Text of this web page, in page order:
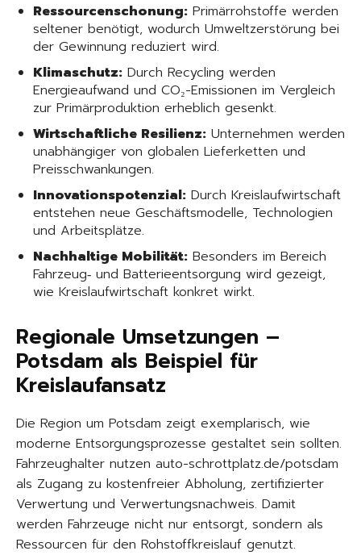
Ressourcenschonung: Primärrohstoffe werden
seltener benötigt, wodurch Umweltzerstörung bei
der Gewinnung reduziert wird.
Klimaschutz: Durch Recycling werden
Energieaufwand und CO₂-Emissionen im Vergleich
zur Primärproduktion erheblich gesenkt.
Wirtschaftliche Resilienz: Unternehmen werden
unabhängiger von globalen Lieferketten und
Preisschwankungen.
Innovationspotenzial: Durch Kreislaufwirtschaft
entstehen neue Geschäftsmodelle, Technologien
und Arbeitsplätze.
Nachhaltige Mobilität: Besonders im Bereich
Fahrzeug‐ und Batterieentsorgung wird gezeigt,
wie Kreislaufwirtschaft konkret wirkt.
Regionale Umsetzungen –
Potsdam als Beispiel für
Kreislaufansatz
Die Region um Potsdam zeigt exemplarisch, wie
moderne Entsorgungsprozesse gestaltet sein sollten.
Fahrzeughalter nutzen auto-schrottplatz.de/potsdam
als Zugang zu kostenfreier Abholung, zertifizierter
Verwertung und Verwertungsnachweis. Damit
werden Fahrzeuge nicht nur entsorgt, sondern als
Ressourcen für den Rohstoffkreislauf genutzt.